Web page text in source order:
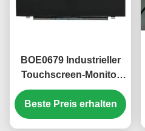
BOE0679 Industrieller
Touchscreen-Monitor
15,6 Zoll 1920x1080
Pixel 500cd/m² Helligkeit
EV156FHM-N10
Beste Preis erhalten